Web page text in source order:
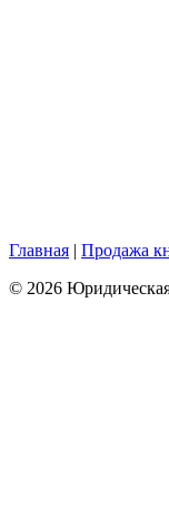
Главная | Продажа
© 2026